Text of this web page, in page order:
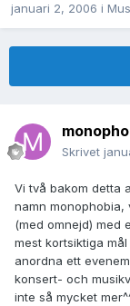
januari 2, 2006 i
Skrivet
Vi två bakom detta
namn monophobia,
(med omnejd) med
mest kortsiktiga
anordna ett
konsert- och
inte så mycket